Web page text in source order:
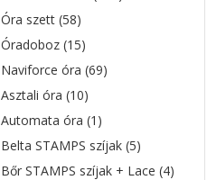
Óra szett(58)
Óradoboz(15)
Naviforce óra(69)
Asztali óra(10)
Automata óra(1)
Belta STAMPS szíjak(5)
Bőr STAMPS szíjak + Lace(4)